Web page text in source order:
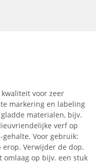
voor zeer
markering en labeling
materialen, bijv.
verf op
gehalte. Voor gebruik:
Verwijder de dop.
omlaag op bijv. een stuk